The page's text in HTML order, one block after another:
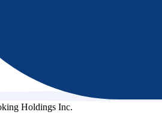
Holdings Inc.